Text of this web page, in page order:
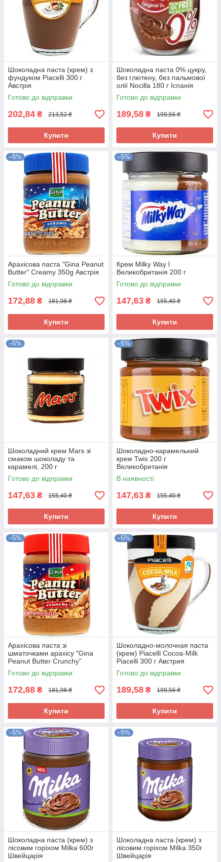
Шоколадна паста (крем) з
фундуком Piacelli 300 г
Австрія
Готово до відправки
202,84 ₴ 213,52 ₴
Купити
Шоколадна паста 0% цукру,
без глютену, без пальмової
олії Nocilla 180 г Іспанія
Готово до відправки
189,58 ₴ 199,56 ₴
Купити
–5%
Арахісова паста "Gina Peanut
Butter" Creamy 350g Австрія
Готово до відправки
172,88 ₴ 181,98 ₴
Купити
–5%
Крем Milky Way l
Великобританія 200 г
Готово до відправки
147,63 ₴ 155,40 ₴
Купити
–5%
Шоколадний крем Mars зі
смаком шоколаду та
карамелі, 200 г
Великобританія
Готово до відправки
147,63 ₴ 155,40 ₴
Купити
–5%
Шоколадно-карамельний
крем Twix 200 г
Великобританія
В наявності
147,63 ₴ 155,40 ₴
Купити
–5%
Арахісова паста зі
шматочками арахісу "Gina
Peanut Butter Crunchy"
Creamy 350g Австрія
Готово до відправки
172,88 ₴ 181,98 ₴
Купити
–5%
Шоколадно-молочная паста
(крем) Piacelli Cocoa-Milk
Piacelli 300 г Австрия
Готово до відправки
189,58 ₴ 199,56 ₴
Купити
–5%
Шоколадна паста (крем) з
лісовим горіхом Milka 600г
Швейцарія
–5%
Шоколадна паста (крем) з
лісовим горіхом Milka 350г
Швейцарія